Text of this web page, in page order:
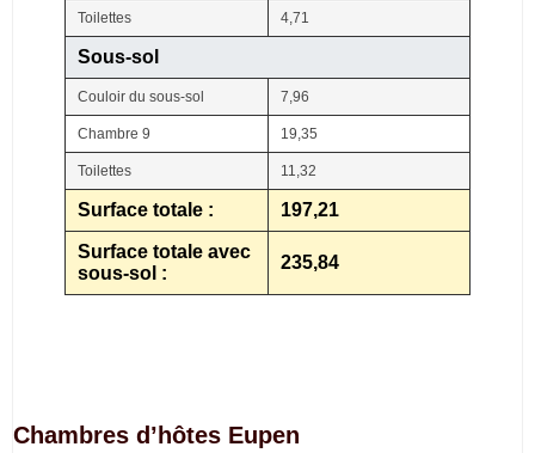
Toilettes 4,71
Sous-sol
Couloir du sous-sol 7,96
Chambre 9 19,35
Toilettes 11,32
Surface totale : 197,21
Surface totale avec
sous-sol :
235,84
Chambres d’hôtes Eupen